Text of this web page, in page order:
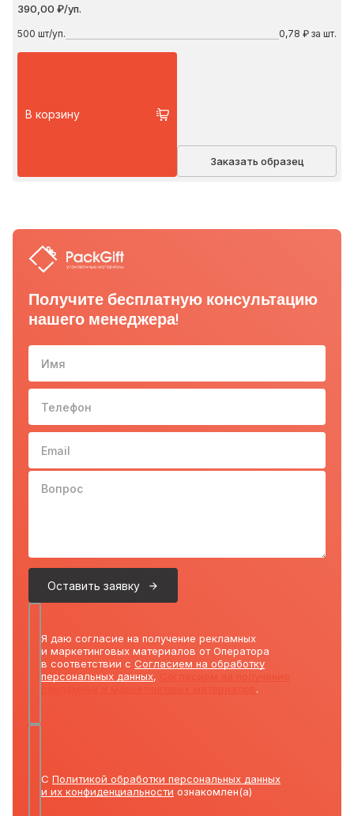
390,00 ₽/уп.
500 шт/уп. 0,78 ₽ за шт.
В корзину
Заказать образец
Получите бесплатную консультацию
нашего менеджера!
Имя
Телефон 10-
Email
Вопрос
Оставить заявку
Я даю согласие на получение рекламных
и маркетинговых материалов от Оператора
в соответствии с Согласием на обработку
персональных данных,
.
С Политикой обработки персональных данных
и их конфиденциальности ознакомлен(а)